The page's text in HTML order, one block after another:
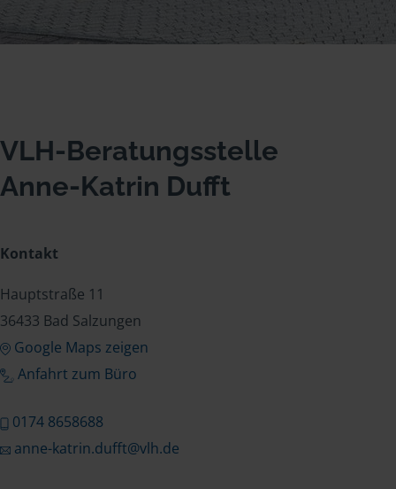
VLH-Beratungsstelle
Anne-Katrin Dufft
Kontakt
Hauptstraße 11
36433 Bad Salzungen
Google Maps zeigen
Anfahrt zum Büro
0174 8658688
anne-katrin.dufft@vlh.de